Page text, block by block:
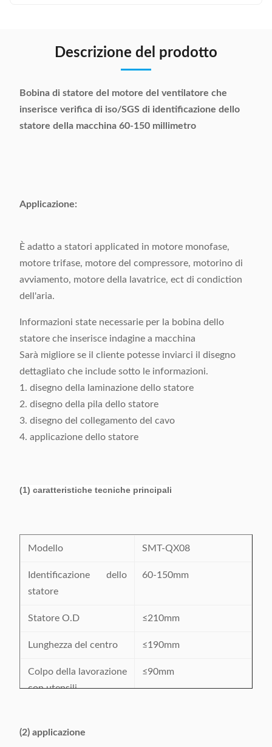
Descrizione del prodotto
Bobina di statore del motore del ventilatore che
inserisce verifica di iso/SGS di identificazione dello
statore della macchina 60-150 millimetro
Applicazione:
È adatto a statori applicated in motore monofase,
motore trifase, motore del compressore, motorino di
avviamento, motore della lavatrice, ect di condiction
dell'aria.
Informazioni state necessarie per la bobina dello
statore che inserisce indagine a macchina
Sarà migliore se il cliente potesse inviarci il disegno
dettagliato che include sotto le informazioni.
1. disegno della laminazione dello statore
2. disegno della pila dello statore
3. disegno del collegamento del cavo
4. applicazione dello statore
(1) caratteristiche tecniche principali
Modello SMT-QX08
Identificazione dello
statore
60-150mm
Statore O.D ≤210mm
Lunghezza del centro ≤190mm
Colpo della lavorazione
con utensili
≤90mm
(2) applicazione